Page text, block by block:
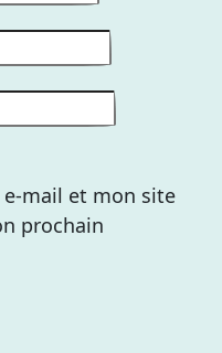
mail et mon site
prochain